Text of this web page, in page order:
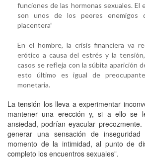
funciones de las hormonas sexuales. El
son unos de los peores enemigos
placentera”
En el hombre, la crisis financiera va
erótico a causa del estrés y la
casos se refleja con la súbita aparición
esto último es igual de
monetaria.
La tensión los lleva a experimentar
mantener una erección y, si a ello se
ansiedad, podrían eyacular precozmente.
generar una sensación de
momento de la intimidad, al punto de
completo los encuentros sexuales”.